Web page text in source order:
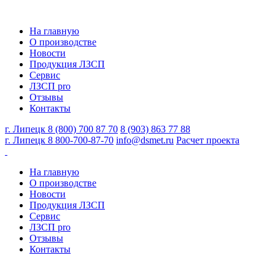
На главную
О производстве
Новости
Продукция ЛЗСП
Сервис
ЛЗСП pro
Отзывы
Контакты
г. Липецк 8 (800) 700 87 70 8 (903) 863 77 88
г. Липецк 8 800-700-87-70 info@dsmet.ru Расчет проекта
На главную
О производстве
Новости
Продукция ЛЗСП
Сервис
ЛЗСП pro
Отзывы
Контакты